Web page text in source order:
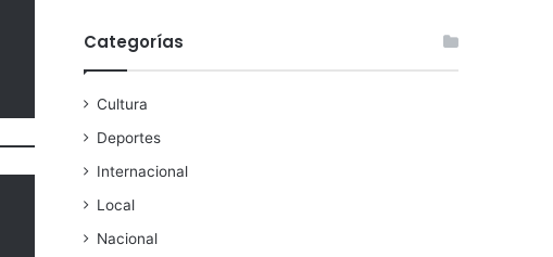
Categorías
Cultura
Deportes
Internacional
Local
Nacional